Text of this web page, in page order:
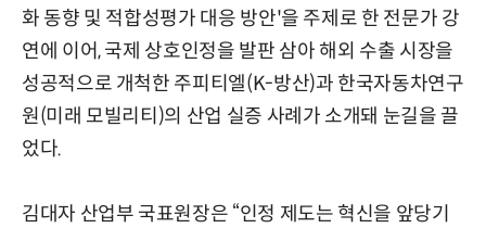
화 동향 및 적합성평가 대응 방안'을 주제로 한 전문가 강
연에 이어, 국제 상호인정을 발판 삼아 해외 수출 시장을
성공적으로 개척한 주피티엘(K-방산)과 한국자동차연구
원(미래 모빌리티)의 산업 실증 사례가 소개돼 눈길을 끌
었다.
김대자 산업부 국표원장은 “인정 제도는 혁신을 앞당기